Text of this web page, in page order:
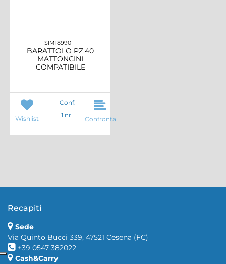
SIM18990
BARATTOLO PZ.40
MATTONCINI
COMPATIBILE
Wishlist
Conf.
1 nr
Confronta
Recapiti
Sede
Via Quinto Bucci 339, 47521 Cesena (FC)
+39 0547 382022
Cash&Carry